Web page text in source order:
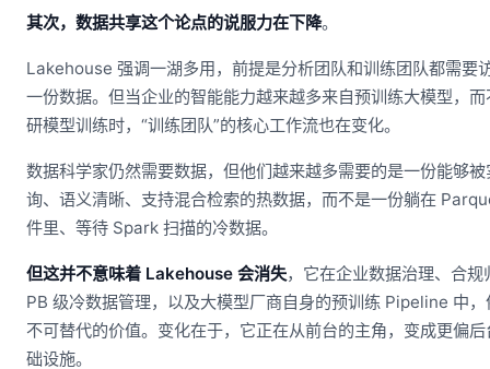
其次，数据共享这个论点的说服力在下降。
Lakehouse 强调一湖多用，前提是分析团队和训练团队都需要
一份数据。但当企业的智能能力越来越多来自预训练大模型，而
研模型训练时，“训练团队”的核心工作流也在变化。
数据科学家仍然需要数据，但他们越来越多需要的是一份能够被
询、语义清晰、支持混合检索的热数据，而不是一份躺在
件里、等待 Spark 扫描的冷数据。
但这并不意味着 Lakehouse 会消失，它在企业数据治理、合规
PB 级冷数据管理，以及大模型厂商自身的预训练 Pipeline 中，
不可替代的价值。变化在于，它正在从前台的主角，变成更偏
础设施。